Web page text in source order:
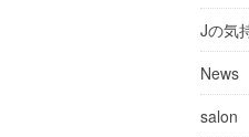
Jの気
News
salon